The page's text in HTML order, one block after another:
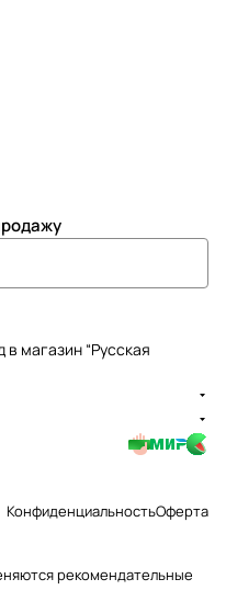
магазин “Русская
КонфиденциальностьОферта
рекомендательные